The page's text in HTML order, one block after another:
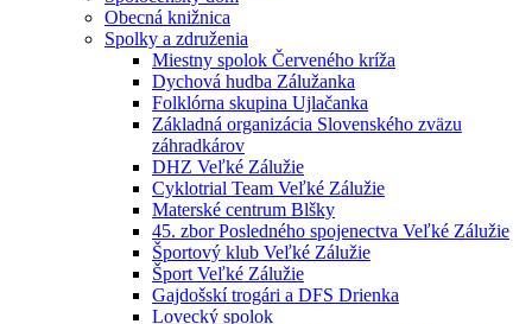
Obecná knižnica
Spolky a združenia
Miestny spolok Červeného kríža
Dychová hudba Zálužanka
Folklórna skupina Ujlačanka
Základná organizácia Slovenského zväzu
záhradkárov
DHZ Veľké Zálužie
Cyklotrial Team Veľké Zálužie
Materské centrum Blšky
45. zbor Posledného spojenectva Veľké Zálužie
Športový klub Veľké Zálužie
Šport Veľké Zálužie
Gajdošskí trogári a DFS Drienka
Lovecký spolok